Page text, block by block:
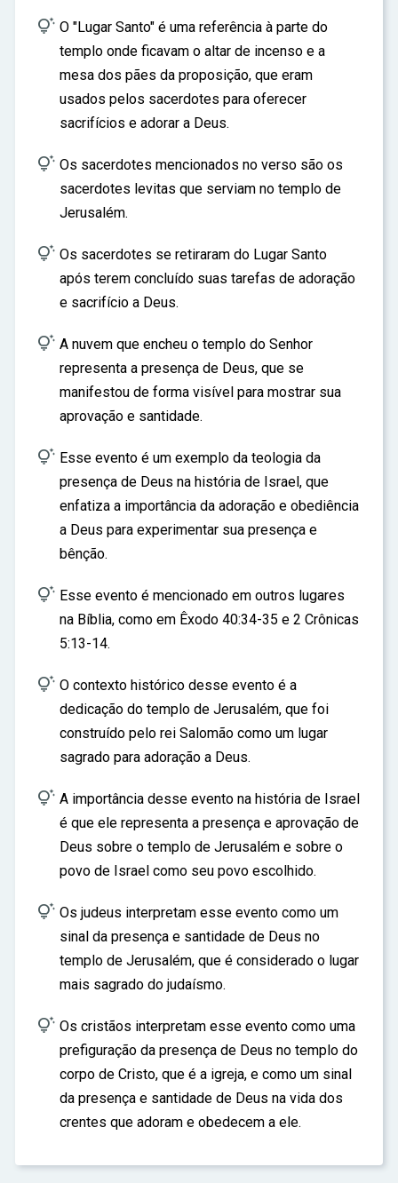
 O "Lugar Santo" é uma referência à parte do
templo onde ficavam o altar de incenso e a
mesa dos pães da proposição, que eram
usados pelos sacerdotes para oferecer
sacrifícios e adorar a Deus.
 Os sacerdotes mencionados no verso são os
sacerdotes levitas que serviam no templo de
Jerusalém.
 Os sacerdotes se retiraram do Lugar Santo
após terem concluído suas tarefas de adoração
e sacrifício a Deus.
 A nuvem que encheu o templo do Senhor
representa a presença de Deus, que se
manifestou de forma visível para mostrar sua
aprovação e santidade.
 Esse evento é um exemplo da teologia da
presença de Deus na história de Israel, que
enfatiza a importância da adoração e obediência
a Deus para experimentar sua presença e
bênção.
 Esse evento é mencionado em outros lugares
na Bíblia, como em Êxodo 40:34-35 e 2 Crônicas
5:13-14.
 O contexto histórico desse evento é a
dedicação do templo de Jerusalém, que foi
construído pelo rei Salomão como um lugar
sagrado para adoração a Deus.
 A importância desse evento na história de Israel
é que ele representa a presença e aprovação de
Deus sobre o templo de Jerusalém e sobre o
povo de Israel como seu povo escolhido.
 Os judeus interpretam esse evento como um
sinal da presença e santidade de Deus no
templo de Jerusalém, que é considerado o lugar
mais sagrado do judaísmo.
 Os cristãos interpretam esse evento como uma
prefiguração da presença de Deus no templo do
corpo de Cristo, que é a igreja, e como um sinal
da presença e santidade de Deus na vida dos
crentes que adoram e obedecem a ele.